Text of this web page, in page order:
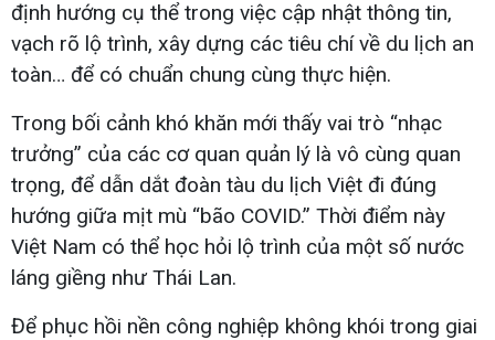
định hướng cụ thể trong việc cập nhật thông tin,
vạch rõ lộ trình, xây dựng các tiêu chí về du lịch an
toàn… để có chuẩn chung cùng thực hiện.
Trong bối cảnh khó khăn mới thấy vai trò “nhạc
trưởng” của các cơ quan quản lý là vô cùng quan
trọng, để dẫn dắt đoàn tàu du lịch Việt đi đúng
hướng giữa mịt mù “bão COVID.” Thời điểm này
Việt Nam có thể học hỏi lộ trình của một số nước
láng giềng như Thái Lan.
Để phục hồi nền công nghiệp không khói trong giai